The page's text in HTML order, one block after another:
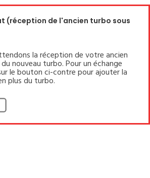
(réception de l'ancien turbo sous
la réception de votre ancien
nouveau turbo. Pour un échange
le bouton ci-contre pour ajouter la
plus du turbo.